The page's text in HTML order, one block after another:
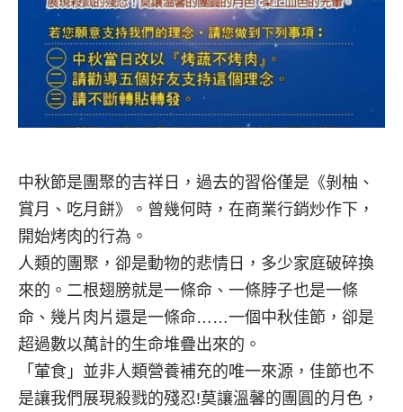
中秋節是團聚的吉祥日，過去的習俗僅是《剝柚、
賞月、吃月餅》。曾幾何時，在商業行銷炒作下，
開始烤肉的行為。
人類的團聚，卻是動物的悲情日，多少家庭破碎換
來的。二根翅膀就是一條命、一條脖子也是一條
命、幾片肉片還是一條命……一個中秋佳節，卻是
超過數以萬計的生命堆疊出來的。
「葷食」並非人類營養補充的唯一來源，佳節也不
是讓我們展現殺戮的殘忍!莫讓溫馨的團圓的月色，